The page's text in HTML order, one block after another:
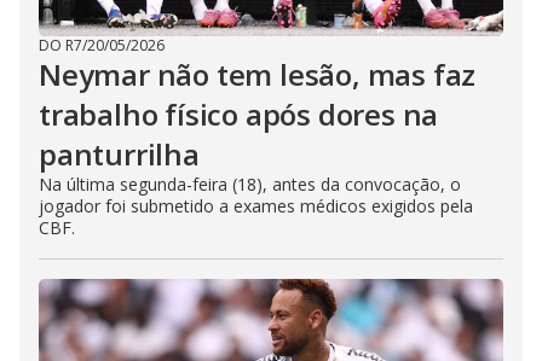
DO R7/20/05/2026
Neymar não tem lesão, mas faz
trabalho físico após dores na
panturrilha
Na última segunda-feira (18), antes da convocação, o
jogador foi submetido a exames médicos exigidos pela
CBF.